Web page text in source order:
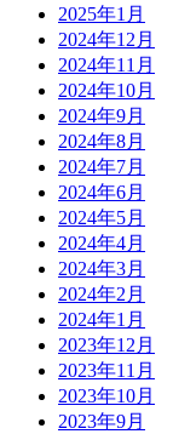
2025年1月
2024年12月
2024年11月
2024年10月
2024年9月
2024年8月
2024年7月
2024年6月
2024年5月
2024年4月
2024年3月
2024年2月
2024年1月
2023年12月
2023年11月
2023年10月
2023年9月